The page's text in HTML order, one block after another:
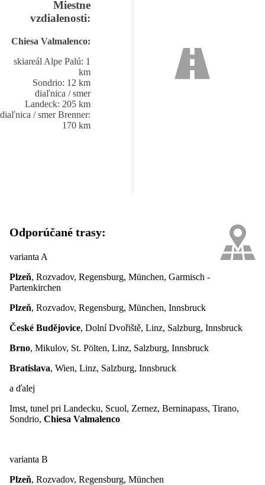
Miestne
vzdialenosti:
Chiesa Valmalenco:
skiareál Alpe Palú: 1
km
Sondrio: 12 km
diaľnica / smer
Landeck: 205 km
diaľnica / smer Brenner:
170 km
Odporúčané trasy:
varianta A
Plzeň, Rozvadov, Regensburg, München, Garmisch -
Partenkirchen
Plzeň, Rozvadov, Regensburg, München, Innsbruck
České Budějovice, Dolní Dvořiště, Linz, Salzburg, Innsbruck
Brno, Mikulov, St. Pölten, Linz, Salzburg, Innsbruck
Bratislava, Wien, Linz, Salzburg, Innsbruck
a ďalej
Imst, tunel pri Landecku, Scuol, Zernez, Berninapass, Tirano,
Sondrio, Chiesa Valmalenco
varianta B
Plzeň, Rozvadov, Regensburg, München